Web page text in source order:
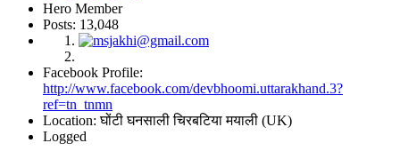
Hero Member
Posts: 13,048
Facebook Profile:
http://www.facebook.com/devbhoomi.uttarakhand.3?
ref=tn_tnmn
Location: घोंटी घनसाली चिरबटिया मयाली (UK)
Logged